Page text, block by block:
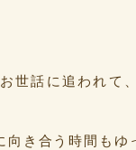
世話に追われて
き合う時間もゆ